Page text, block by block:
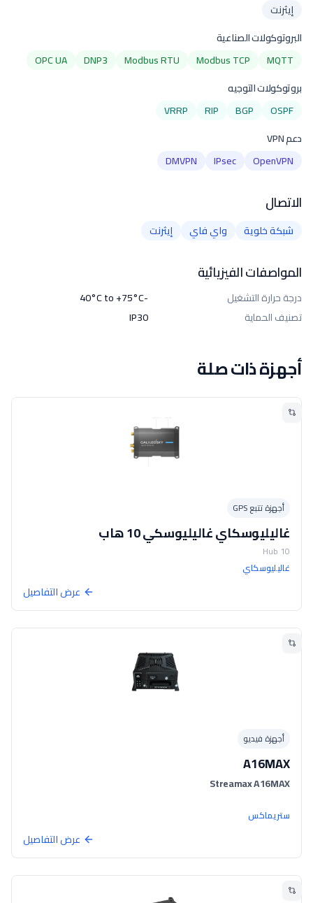
إيثرنت
البروتوكولات الصناعية
MQTT
Modbus TCP
Modbus RTU
DNP3
OPC UA
بروتوكولات التوجيه
OSPF
BGP
RIP
VRRP
دعم VPN
OpenVPN
IPsec
DMVPN
الاتصال
شبكة خلوية واي فاي إيثرنت
المواصفات الفيزيائية
درجة حرارة التشغيل
-40°C to +75°C
تصنيف الحماية
IP30
أجهزة ذات صلة
أجهزة تتبع GPS
غاليليوسكاي غاليليوسكي 10 هاب
10 Hub
غاليليوسكاي
عرض التفاصيل
أجهزة فيديو
A16MAX
Streamax A16MAX
ستريماكس
عرض التفاصيل